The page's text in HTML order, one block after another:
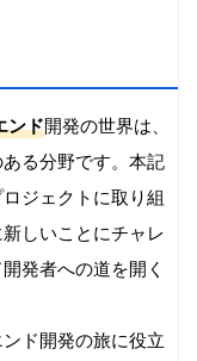
ンド開発の世界は、
る分野です。本記
ジェクトに取り組
しいことにチャレ
発者への道を開く
ド開発の旅に役立